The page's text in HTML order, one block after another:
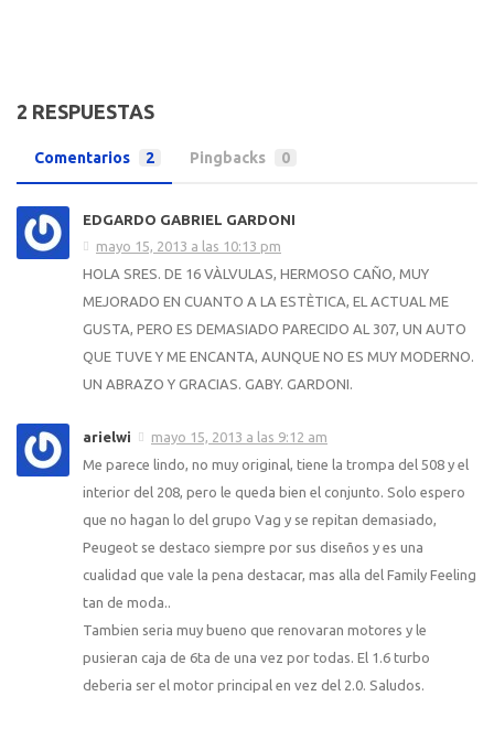
2 RESPUESTAS
Comentarios 2 Pingbacks 0
EDGARDO GABRIEL GARDONI
mayo 15, 2013 a las 10:13 pm
HOLA SRES. DE 16 VÀLVULAS, HERMOSO CAÑO, MUY
MEJORADO EN CUANTO A LA ESTÈTICA, EL ACTUAL ME
GUSTA, PERO ES DEMASIADO PARECIDO AL 307, UN AUTO
QUE TUVE Y ME ENCANTA, AUNQUE NO ES MUY MODERNO.
UN ABRAZO Y GRACIAS. GABY. GARDONI.
arielwi
mayo 15, 2013 a las 9:12 am
Me parece lindo, no muy original, tiene la trompa del 508 y el
interior del 208, pero le queda bien el conjunto. Solo espero
que no hagan lo del grupo Vag y se repitan demasiado,
Peugeot se destaco siempre por sus diseños y es una
cualidad que vale la pena destacar, mas alla del Family Feeling
tan de moda..
Tambien seria muy bueno que renovaran motores y le
pusieran caja de 6ta de una vez por todas. El 1.6 turbo
deberia ser el motor principal en vez del 2.0. Saludos.